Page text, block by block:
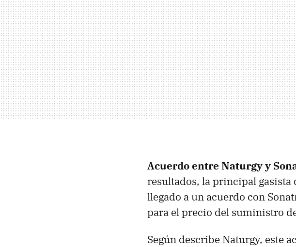
Acuerdo entre Naturgy y
resultados, la principal gasista
llegado a un acuerdo con
para el precio del suministro
Según describe Naturgy, este